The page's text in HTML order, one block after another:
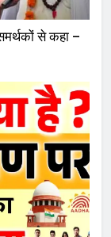
से कहा –